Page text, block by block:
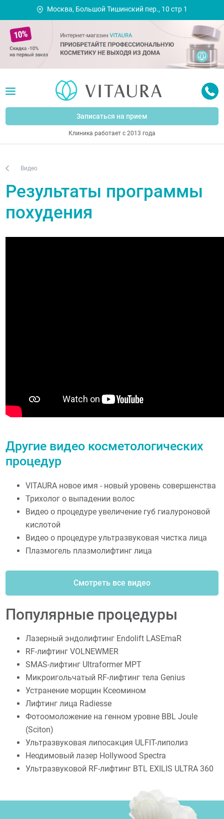
Москва, Большой Тишинский пер., 10 стр 1
Записаться на прием
Клиника работает с 2013 года
Видео
Результаты программы
похудения
Другие видео косметологических
процедур
VITAURA новое имя - новый уровень совершенства
Трихолог о выпадении волос
Видео о процедуре увеличение губ гиалуроновой
кислотой
Видео о процедуре ультразвуковая чистка лица
Плазмогель плазмолифтинг лица
Смотреть все видео
Популярные процедуры
Лазерный эндолифтинг Endolift LASEmaR
RF-лифтинг VOLNEWMER
SMAS-лифтинг Ultraformer MPT
Микроигольчатый RF-лифтинг тела Genius
Устранение морщин Ксеомином
Лифтинг лица Radiesse
Фотоомоложение на генном уровне BBL Joule
(Sciton)
Ультразвуковая липосакция ULFIT-липолиз
Неодимовый лазер Hollywood Spectra
Ультразвуковой RF-лифтинг BTL EXILIS ULTRA 360